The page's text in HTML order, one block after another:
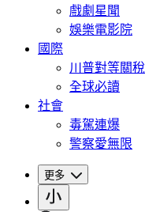
戲劇星聞
娛樂電影院
國際
川普對等關稅
全球必讀
社會
毒駕連爆
警察愛無限
更多